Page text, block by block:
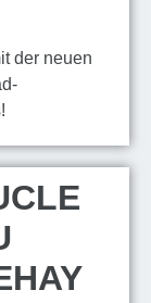
der neuen